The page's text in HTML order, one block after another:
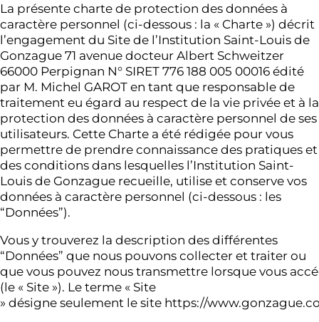
La présente charte de protection des données à
caractère personnel (ci-dessous : la « Charte ») décrit
l’engagement du Site de l’Institution Saint-Louis de
Gonzague 71 avenue docteur Albert Schweitzer
66000 Perpignan N° SIRET 776 188 005 00016 édité
par M. Michel GAROT en tant que responsable de
traitement eu égard au respect de la vie privée et à la
protection des données à caractère personnel de ses
utilisateurs. Cette Charte a été rédigée pour vous
permettre de prendre connaissance des pratiques et
des conditions dans lesquelles l’Institution Saint-
Louis de Gonzague recueille, utilise et conserve vos
données à caractère personnel (ci-dessous : les
“Données”).
Vous y trouverez la description des différentes
“Données” que nous pouvons collecter et traiter ou
que vous pouvez nous transmettre lorsque vous
(le « Site »). Le terme « Site
» désigne seulement le site https://